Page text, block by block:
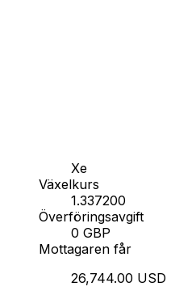
Xe
Växelkurs
1.337200
Överföringsavgift
0 GBP
Mottagaren får
26,744.00 USD